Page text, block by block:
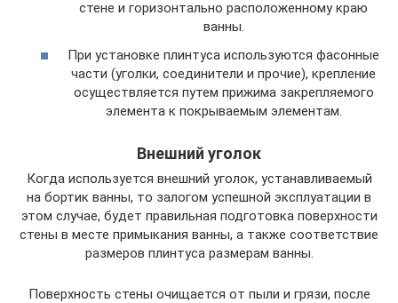
стене и горизонтально расположенному краю
ванны.
При установке плинтуса используются фасонные
части (уголки, соединители и прочие), крепление
осуществляется путем прижима закрепляемого
элемента к покрываемым элементам.
Внешний уголок
Когда используется внешний уголок, устанавливаемый
на бортик ванны, то залогом успешной эксплуатации в
этом случае, будет правильная подготовка поверхности
стены в месте примыкания ванны, а также соответствие
размеров плинтуса размерам ванны.
Поверхность стены очищается от пыли и грязи, после